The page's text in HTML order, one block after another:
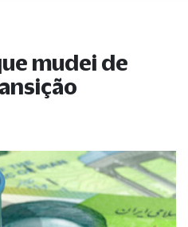
mudei de